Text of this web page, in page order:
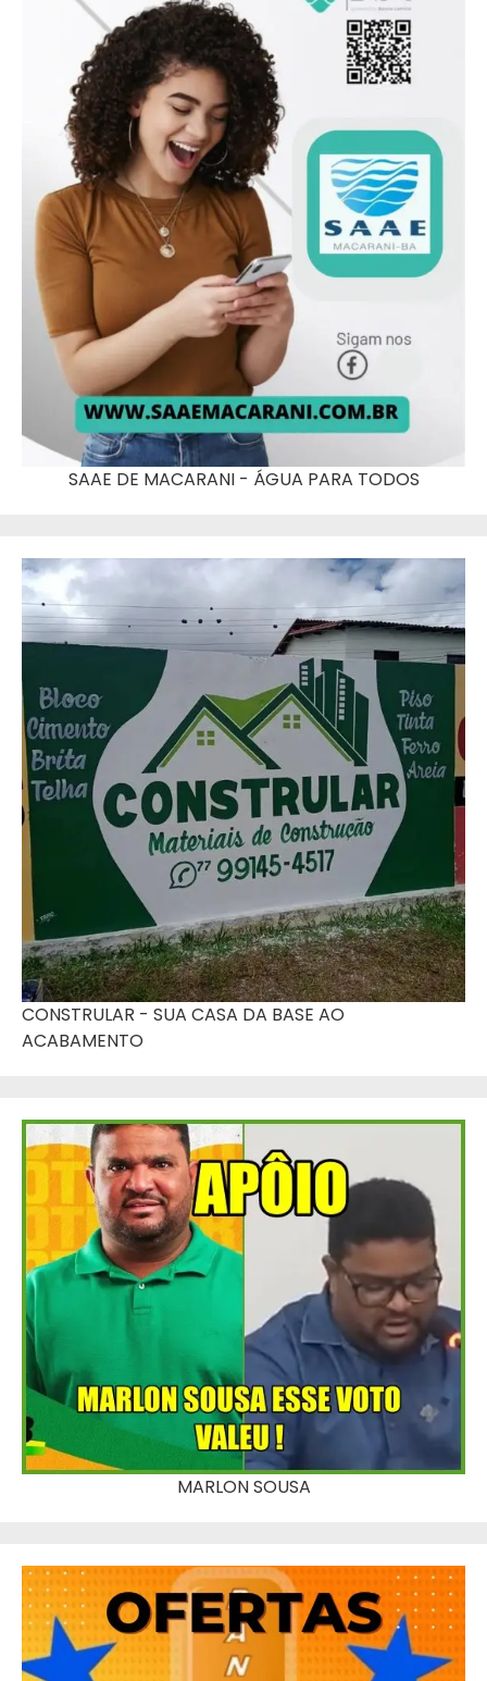
SAAE DE MACARANI - ÁGUA PARA TODOS
CONSTRULAR - SUA CASA DA BASE AO
ACABAMENTO
MARLON SOUSA